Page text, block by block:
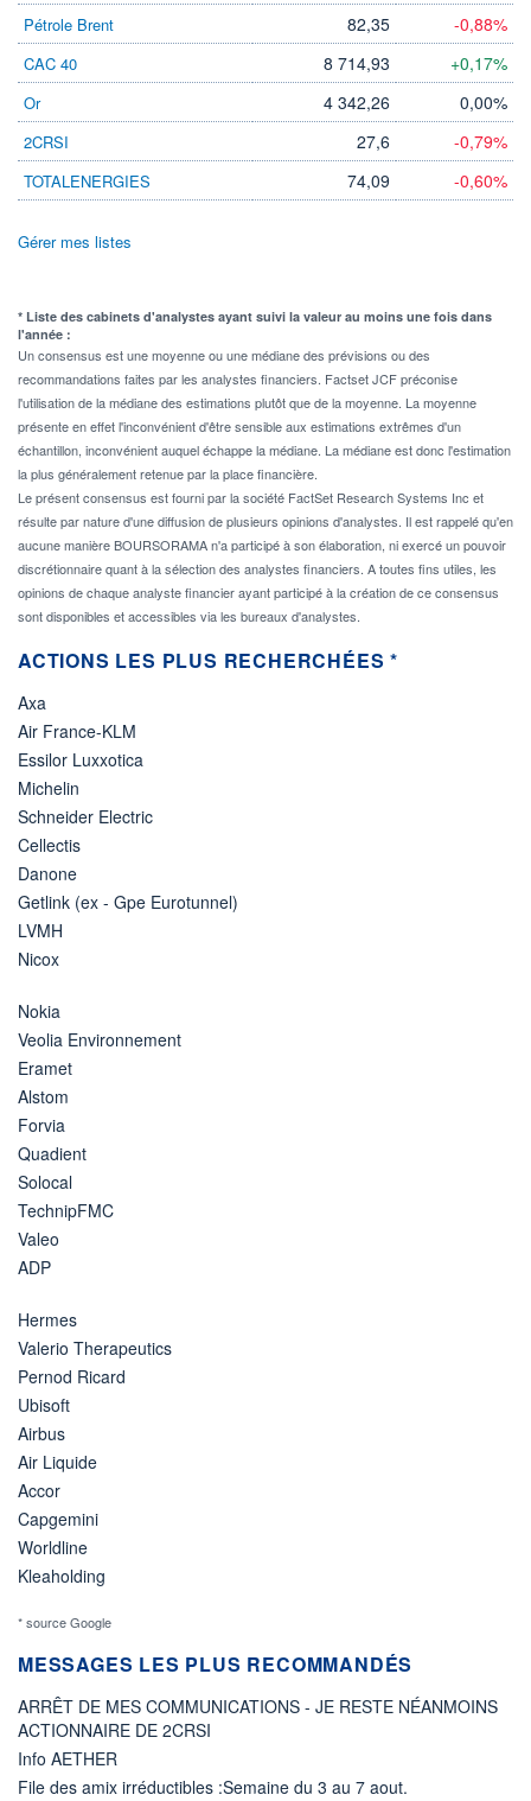
Pétrole Brent 82,35 -0,88%
CAC 40 8 714,93 +0,17%
Or 4 342,26 0,00%
2CRSI 27,6 -0,79%
TOTALENERGIES 74,09 -0,60%
Gérer mes listes
* Liste des cabinets d'analystes ayant suivi la valeur au moins une fois dans
l'année :
Un consensus est une moyenne ou une médiane des prévisions ou des
recommandations faites par les analystes financiers. Factset JCF préconise
l'utilisation de la médiane des estimations plutôt que de la moyenne. La moyenne
présente en effet l'inconvénient d'être sensible aux estimations extrêmes d'un
échantillon, inconvénient auquel échappe la médiane. La médiane est donc l'estimation
la plus généralement retenue par la place financière.
Le présent consensus est fourni par la société FactSet Research Systems Inc et
résulte par nature d'une diffusion de plusieurs opinions d'analystes. Il est rappelé qu'en
aucune manière BOURSORAMA n'a participé à son élaboration, ni exercé un pouvoir
discrétionnaire quant à la sélection des analystes financiers. A toutes fins utiles, les
opinions de chaque analyste financier ayant participé à la création de ce consensus
sont disponibles et accessibles via les bureaux d'analystes.
ACTIONS LES PLUS RECHERCHÉES *
Axa
Air France-KLM
Essilor Luxxotica
Michelin
Schneider Electric
Cellectis
Danone
Getlink (ex - Gpe Eurotunnel)
LVMH
Nicox
Nokia
Veolia Environnement
Eramet
Alstom
Forvia
Quadient
Solocal
TechnipFMC
Valeo
ADP
Hermes
Valerio Therapeutics
Pernod Ricard
Ubisoft
Airbus
Air Liquide
Accor
Capgemini
Worldline
Kleaholding
* source Google
MESSAGES LES PLUS RECOMMANDÉS
ARRÊT DE MES COMMUNICATIONS - JE RESTE NÉANMOINS
ACTIONNAIRE DE 2CRSI
Info AETHER
File des amix irréductibles :Semaine du 3 au 7 aout.